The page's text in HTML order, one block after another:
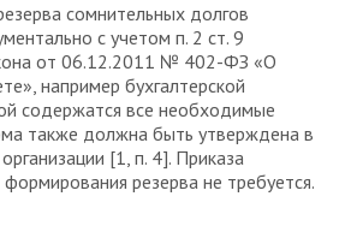
сомнительных долгов
с учетом п. 2 ст. 9
от 06.12.2011 № 402-ФЗ «О
например бухгалтерской
содержатся все необходимые
также должна быть утверждена в
[1, п. 4]. Приказа
резерва не требуется.